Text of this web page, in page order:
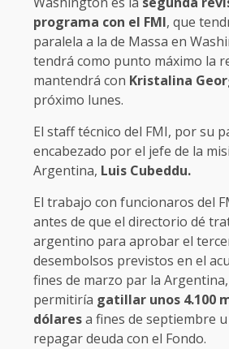
programa con el FMI, que
paralela a la de Massa en
tendrá como punto máximo la
mantendrá con Kristalina
próximo lunes.
El staff técnico del FMI, por su
encabezado por el jefe de la
Argentina, Luis Cubeddu.
El trabajo con funcionaros del
antes de que el directorio dé
argentino para aprobar el
desembolsos previstos en el
fines de marzo par la
permitiría gatillar unos 4.100
dólaresa fines de septiembre
repagar deuda con el Fondo.